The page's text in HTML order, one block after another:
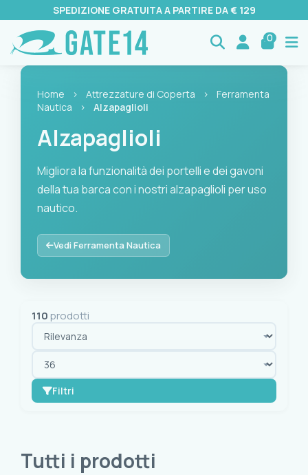
SPEDIZIONE GRATUITA A PARTIRE DA € 129
0
Home › Attrezzature di Coperta ›
Ferramenta
Nautica
› Alzapaglioli
Alzapaglioli
Migliora la funzionalità dei portelli e dei gavoni
della tua barca con i nostri alzapaglioli per uso
nautico.
Migliora la funzionalità dei portelli e dei gavoni della tua
Vedi Ferramenta Nautica
110prodotti
Filtri
Selezioni
Tutti i prodotti